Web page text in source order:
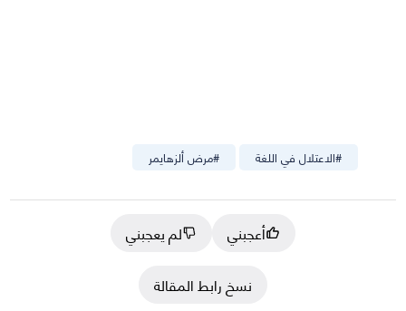
#مرض ألزهايمر #الاعتلال في اللغة
أعجبني
لم يعجبني
نسخ رابط المقالة